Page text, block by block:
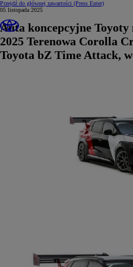
Przejdź do głównej zawartości (Press Enter)
05 listopada 2025
Auta koncepcyjne
2025 Terenowa Corolla
Toyota bZ Time Attack,